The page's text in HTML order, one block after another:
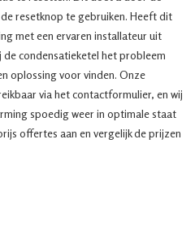
resetknop te gebruiken. Heeft dit
met een ervaren installateur uit
de condensatieketel het probleem
oplossing voor vinden. Onze
via het contactformulier, en wij
spoedig weer in optimale staat
offertes aan en vergelijk de prijzen